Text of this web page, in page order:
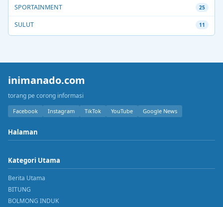
SPORTAINMENT 25
SULUT 11
inimanado.com
torang pe corong informasi
Facebook Instagram TikTok YouTube Google News
Halaman
Kategori Utama
Berita Utama
BITUNG
BOLMONG INDUK